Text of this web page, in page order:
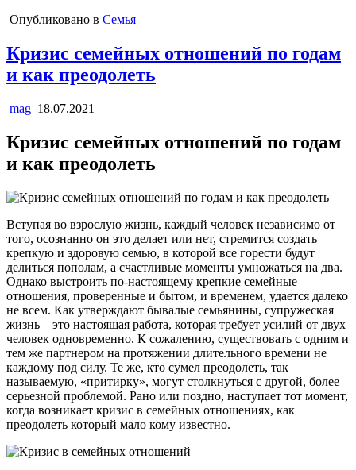
Опубликовано в Семья
Кризис семейных отношений по годам
и как преодолеть
mag 18.07.2021
Кризис семейных отношений по годам
и как преодолеть
Вступая во взрослую жизнь, каждый человек независимо от
того, осознанно он это делает или нет, стремится создать
крепкую и здоровую семью, в которой все горести будут
делиться пополам, а счастливые моменты умножаться на два.
Однако выстроить по-настоящему крепкие семейные
отношения, проверенные и бытом, и временем, удается далеко
не всем. Как утверждают бывалые семьянины, супружеская
жизнь – это настоящая работа, которая требует усилий от двух
человек одновременно. К сожалению, существовать с одним и
тем же партнером на протяжении длительного времени не
каждому под силу. Те же, кто сумел преодолеть, так
называемую, «притирку», могут столкнуться с другой, более
серьезной проблемой. Рано или поздно, наступает тот момент,
когда возникает кризис в семейных отношениях, как
преодолеть который мало кому известно.